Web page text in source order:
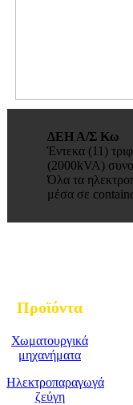
ΔΕΗ Α/Σ Κω
Έντεκα (11)
(2000kVA)
Όλα τα
μέσα σε
Προϊόντα
Χωματουργικά
μηχανήματα
Ηλεκτροπαραγωγά
ζεύγη